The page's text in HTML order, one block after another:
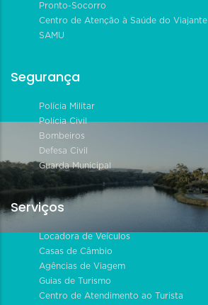
Pronto-Socorro
Centro de Atenção à Saúde do Viajante
SAMU
Segurança
Polícia Militar
Polícia Civil
Bombeiros
Defesa Civil
Guarda Municipal
Serviços
Locadora de Veículos
Casas de Câmbio
Agências de Viagem
Guias de Turismo
Centro de Atendimento ao Turista